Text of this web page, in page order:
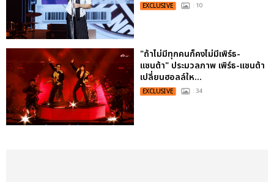
EXCLUSIVE : 10
"ถ้าไม่มีทุกคนก็คงไม่มีเพิร์ธ-
แซนต้า" ประมวลภาพ เพิร์ธ-แซนต้า
เปลี่ยนฮอลล์ให...
EXCLUSIVE : 34